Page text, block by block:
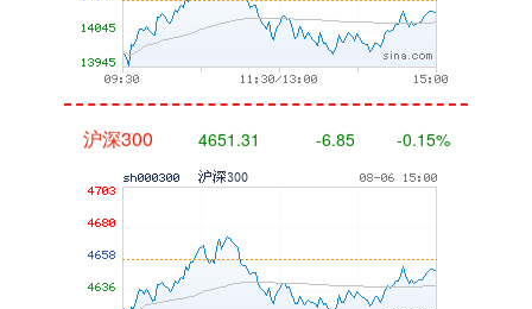
沪深300 4651.31 -6.85 -0.15%